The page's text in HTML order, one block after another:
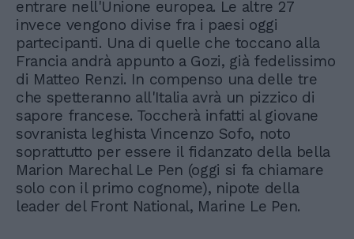
entrare nell'Unione europea. Le altre 27
invece vengono divise fra i paesi oggi
partecipanti. Una di quelle che toccano alla
Francia andrà appunto a Gozi, già fedelissimo
di Matteo Renzi. In compenso una delle tre
che spetteranno all'Italia avrà un pizzico di
sapore francese. Toccherà infatti al giovane
sovranista leghista Vincenzo Sofo, noto
soprattutto per essere il fidanzato della bella
Marion Marechal Le Pen (oggi si fa chiamare
solo con il primo cognome), nipote della
leader del Front National, Marine Le Pen.